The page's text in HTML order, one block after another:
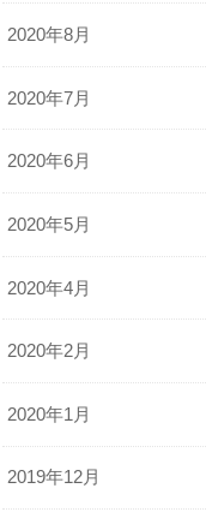
2020年8月
2020年7月
2020年6月
2020年5月
2020年4月
2020年2月
2020年1月
2019年12月